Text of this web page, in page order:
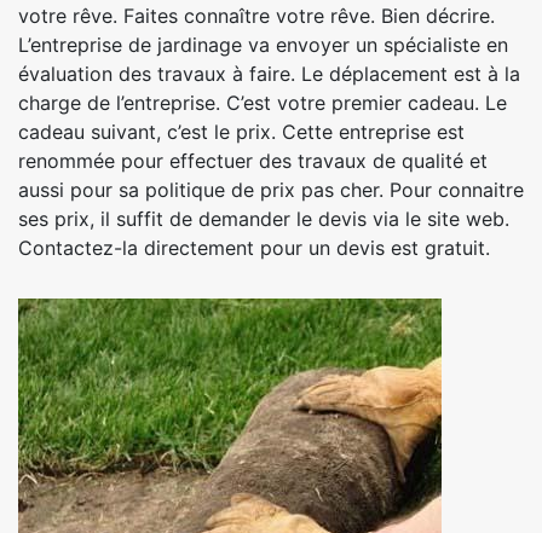
votre rêve. Faites connaître votre rêve. Bien décrire.
L’entreprise de jardinage va envoyer un spécialiste en
évaluation des travaux à faire. Le déplacement est à la
charge de l’entreprise. C’est votre premier cadeau. Le
cadeau suivant, c’est le prix. Cette entreprise est
renommée pour effectuer des travaux de qualité et
aussi pour sa politique de prix pas cher. Pour connaitre
ses prix, il suffit de demander le devis via le site web.
Contactez-la directement pour un devis est gratuit.